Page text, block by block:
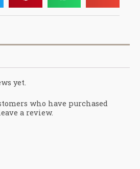
yet.
who have purchased
a review.